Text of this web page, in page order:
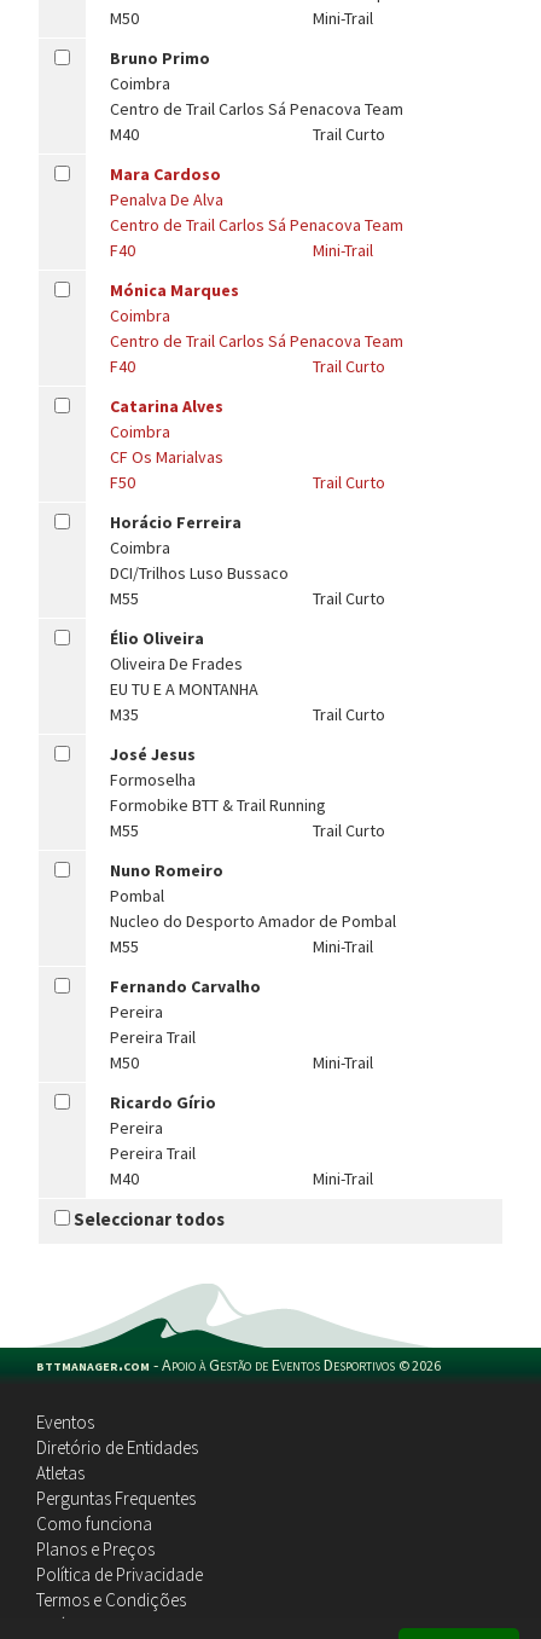
M50
Mini-Trail
Bruno Primo
Coimbra
Centro de Trail Carlos Sá Penacova Team
M40
Trail Curto
Mara Cardoso
Penalva De Alva
Centro de Trail Carlos Sá Penacova Team
F40
Mini-Trail
Mónica Marques
Coimbra
Centro de Trail Carlos Sá Penacova Team
F40
Trail Curto
Catarina Alves
Coimbra
CF Os Marialvas
F50
Trail Curto
Horácio Ferreira
Coimbra
DCI/Trilhos Luso Bussaco
M55
Trail Curto
Élio Oliveira
Oliveira De Frades
EU TU E A MONTANHA
M35
Trail Curto
José Jesus
Formoselha
Formobike BTT & Trail Running
M55
Trail Curto
Nuno Romeiro
Pombal
Nucleo do Desporto Amador de Pombal
M55
Mini-Trail
Fernando Carvalho
Pereira
Pereira Trail
M50
Mini-Trail
Ricardo Gírio
Pereira
Pereira Trail
M40
Mini-Trail
Seleccionar todos
bttmanager.com -Apoio à Gestão de Eventos Desportivos ©2026
Eventos
Diretório de Entidades
Atletas
Perguntas Frequentes
Como funciona
Planos e Preços
Política de Privacidade
Termos e Condições
Política de Cookies